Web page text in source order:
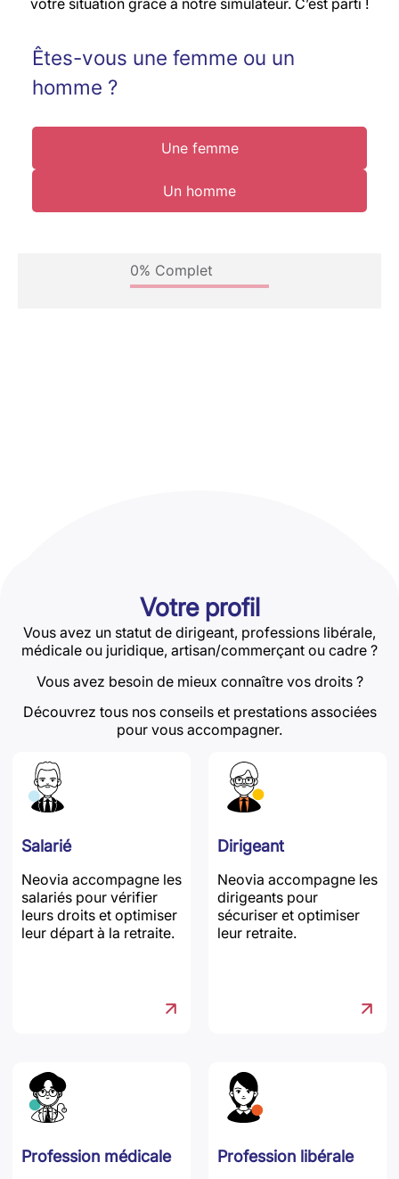
Votre profil
Vous avez un statut de dirigeant, professions libérale,
médicale ou juridique, artisan/commerçant ou cadre ?
Vous avez besoin de mieux connaître vos droits ?
Découvrez tous nos conseils et prestations associées
pour vous accompagner.
Salarié
Neovia accompagne les
salariés pour vérifier
leurs droits et optimiser
leur départ à la retraite.
Dirigeant
Neovia accompagne les
dirigeants pour
sécuriser et optimiser
leur retraite.
Profession médicale Profession libérale